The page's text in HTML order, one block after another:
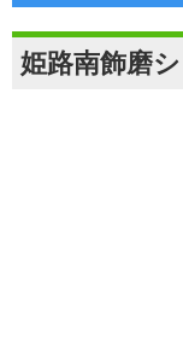
姫路南飾磨